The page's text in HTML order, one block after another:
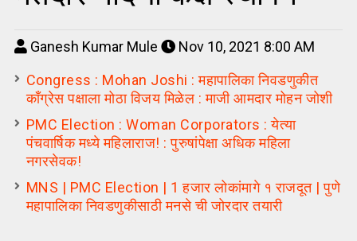
Ganesh Kumar Mule
Nov 10, 2021 8:00 AM
Congress : Mohan Joshi : महापालिका निवडणुकीत
काँग्रेस पक्षाला मोठा विजय मिळेल : माजी आमदार मोहन जोशी
PMC Election : Woman Corporators : येत्या
पंचवार्षिक मध्ये महिलाराज! : पुरुषांपेक्षा अधिक महिला
नगरसेवक!
MNS | PMC Election | 1 हजार लोकांमागे १ राजदूत | पुणे
महापालिका निवडणुकीसाठी मनसे ची जोरदार तयारी